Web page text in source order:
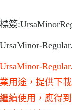
標簽
UrsaMinor-
UrsaMinor-
業用途，提供下
繼續使用，應得